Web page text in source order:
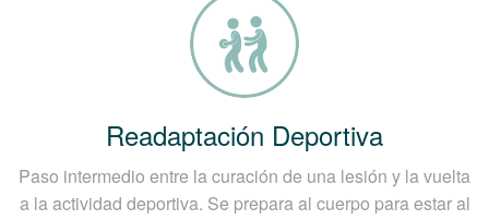
Readaptación Deportiva
Paso intermedio entre la curación de una lesión y la vuelta
a la actividad deportiva. Se prepara al cuerpo para estar al